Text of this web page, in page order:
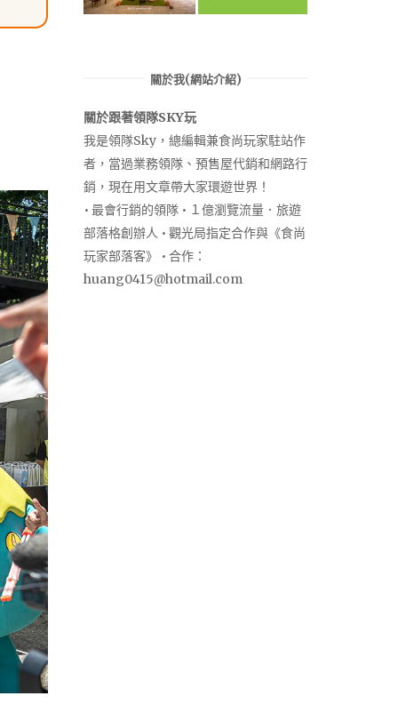
關於我(網站介紹)
關於跟著領隊SKY玩
我是領隊Sky，總編輯兼食尚玩家駐站作
者，當過業務領隊、預售屋代銷和網路行
銷，現在用文章帶大家環遊世界！
• 最會行銷的領隊 • １億瀏覽流量．旅遊
部落格創辦人 • 觀光局指定合作與《食尚
玩家部落客》 • 合作：
huang0415@hotmail.com